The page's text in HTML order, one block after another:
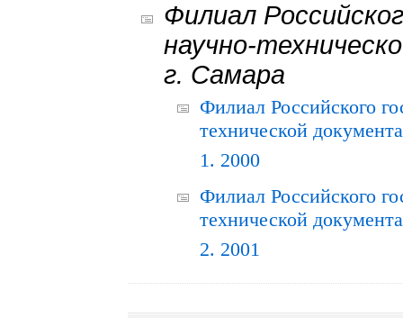
Филиал
научно-
г. Самара
Филиал Российского
технической
1. 2000
Филиал Российского
технической
2. 2001